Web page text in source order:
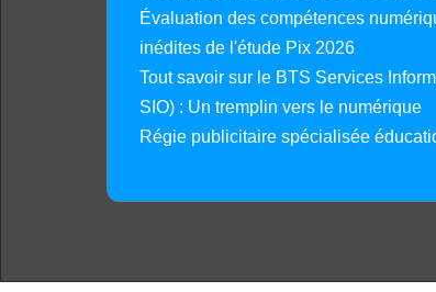
Évaluation des compétences
inédites de l'étude Pix 2026
Tout savoir sur le BTS Services
SIO) : Un tremplin vers le numérique
Régie publicitaire spécialisée